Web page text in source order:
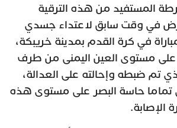
المستفيد من هذه الترقية
في وقت سابق لاعتداء جسدي
في كرة القدم بمدينة خريبكة،
مستوى العين اليمنى من طرف
تم ضبطه وإحالته على العدالة،
تماما حاسة البصر على مستوى هذه
الإصابة.